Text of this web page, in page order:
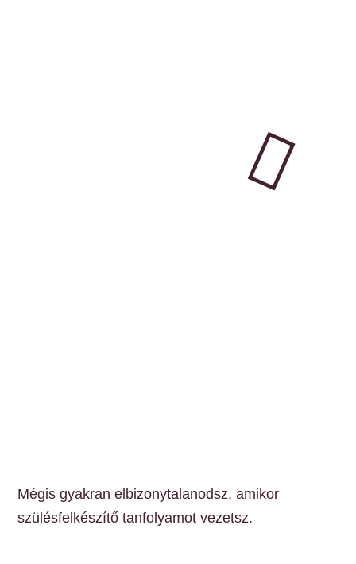
Mégis gyakran elbizonytalanodsz, amikor
szülésfelkészítő tanfolyamot vezetsz.